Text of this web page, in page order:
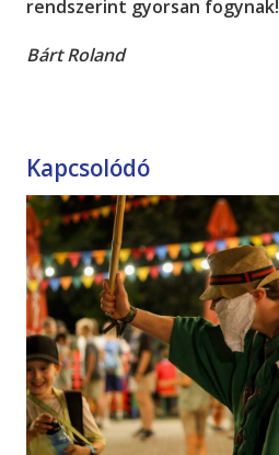
rendszerint gyorsan fogynak!
Bárt Roland
Kapcsolódó